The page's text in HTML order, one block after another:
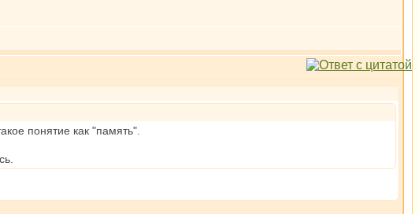
понятие как "память".